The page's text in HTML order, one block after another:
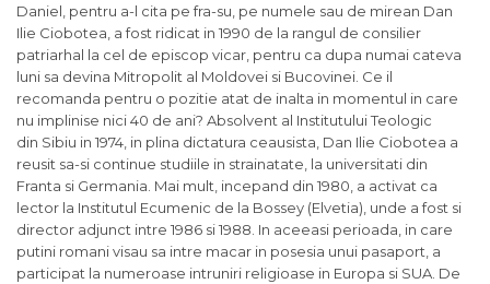
Daniel, pentru a-l cita pe fra-su, pe numele sau de mirean Dan
Ilie Ciobotea, a fost ridicat in 1990 de la rangul de consilier
patriarhal la cel de episcop vicar, pentru ca dupa numai cateva
luni sa devina Mitropolit al Moldovei si Bucovinei. Ce il
recomanda pentru o pozitie atat de inalta in momentul in care
nu implinise nici 40 de ani? Absolvent al Institutului Teologic
din Sibiu in 1974, in plina dictatura ceausista, Dan Ilie Ciobotea a
reusit sa-si continue studiile in strainatate, la universitati din
Franta si Germania. Mai mult, incepand din 1980, a activat ca
lector la Institutul Ecumenic de la Bossey (Elvetia), unde a fost si
director adjunct intre 1986 si 1988. In aceeasi perioada, in care
putini romani visau sa intre macar in posesia unui pasaport, a
participat la numeroase intruniri religioase in Europa si SUA. De